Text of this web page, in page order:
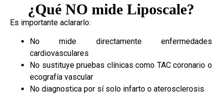
¿Qué NO mide Liposcale?
Es importante aclararlo:
No mide directamente enfermedades
cardiovasculares
No sustituye pruebas clínicas como TAC coronario o
ecografía vascular
No diagnostica por sí solo infarto o aterosclerosis